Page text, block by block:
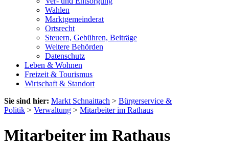
Wahlen
Marktgemeinderat
Ortsrecht
Steuern, Gebühren, Beiträge
Weitere Behörden
Datenschutz
Leben & Wohnen
Freizeit & Tourismus
Wirtschaft & Standort
Sie sind hier: Markt Schnaittach > Bürgerservice &
Politik > Verwaltung > Mitarbeiter im Rathaus
Mitarbeiter im Rathaus